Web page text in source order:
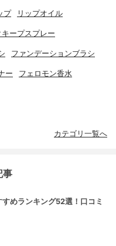
プ リップオイル
キープスプレー
ファンデーションブラシ
ー フェロモン香水
カテゴリ一覧へ
事
めランキング52選！口コミ